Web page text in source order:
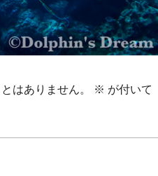
はありません。 ※ が付いて